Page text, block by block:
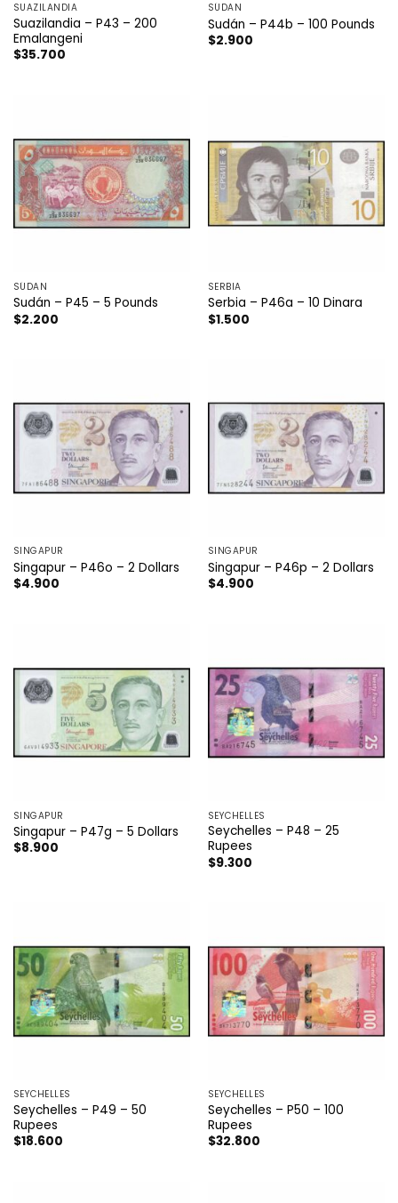
SUAZILANDIA
Suazilandia – P43 – 200
Emalangeni
$35.700
SÚDAN
Sudán – P44b – 100 Pounds
$2.900
SÚDAN
Sudán – P45 – 5 Pounds
$2.200
SERBIA
Serbia – P46a – 10 Dinara
$1.500
SINGAPUR
Singapur – P46o – 2 Dollars
$4.900
SINGAPUR
Singapur – P46p – 2 Dollars
$4.900
SINGAPUR
Singapur – P47g – 5 Dollars
$8.900
SEYCHELLES
Seychelles – P48 – 25
Rupees
$9.300
SEYCHELLES
Seychelles – P49 – 50
Rupees
$18.600
SEYCHELLES
Seychelles – P50 – 100
Rupees
$32.800